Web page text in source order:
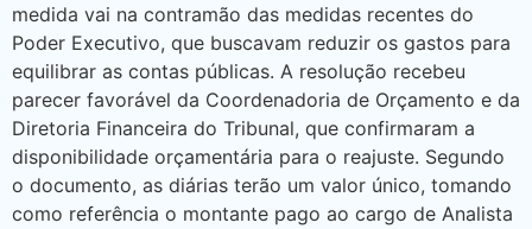
medida vai na contramão das medidas recentes do
Poder Executivo, que buscavam reduzir os gastos para
equilibrar as contas públicas. A resolução recebeu
parecer favorável da Coordenadoria de Orçamento e da
Diretoria Financeira do Tribunal, que confirmaram a
disponibilidade orçamentária para o reajuste. Segundo
o documento, as diárias terão um valor único, tomando
como referência o montante pago ao cargo de Analista